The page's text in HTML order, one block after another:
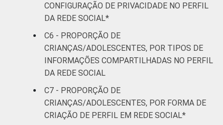
¹Base: 2 261 usuários de Internet de 9 a 17
entre setembro de 2013 e janeiro de 2014.
Fonte: NIC.br - set/2013 a jan/2014
CONFIGURAÇÃO DE PRIVACIDADE NO PERFIL
DA REDE SOCIAL*
C6 - PROPORÇÃO DE
CRIANÇAS/ADOLESCENTES, POR TIPOS DE
INFORMAÇÕES COMPARTILHADAS NO PERFIL
DA REDE SOCIAL
C7 - PROPORÇÃO DE
CRIANÇAS/ADOLESCENTES, POR FORMA DE
CRIAÇÃO DE PERFIL EM REDE SOCIAL*